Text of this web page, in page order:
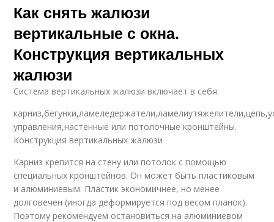
Как снять жалюзи
вертикальные с окна.
Конструкция вертикальных
жалюзи
Система вертикальных жалюзи включает в себя:
управления,настенные или потолочные кронштейны.
Конструкция вертикальных жалюзи
Карниз крепится на стену или потолок с помощью
специальных кронштейнов. Он может быть пластиковым
и алюминиевым. Пластик экономичнее, но менее
долговечен (иногда деформируется под весом планок).
Поэтому рекомендуем остановиться на алюминиевом